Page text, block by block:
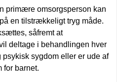
primære omsorgsperson kan
en tilstrækkeligt tryg måde.
såfremt at
deltage i behandlingen hver
sygdom eller er ude af
for barnet.